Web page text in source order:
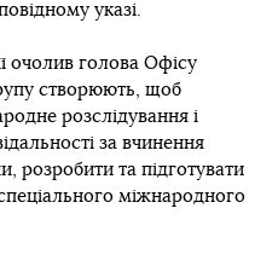
указі.
очолив голова Офісу
створюють, щоб
розслідування і
за вчинення
розробити та підготувати
міжнародного